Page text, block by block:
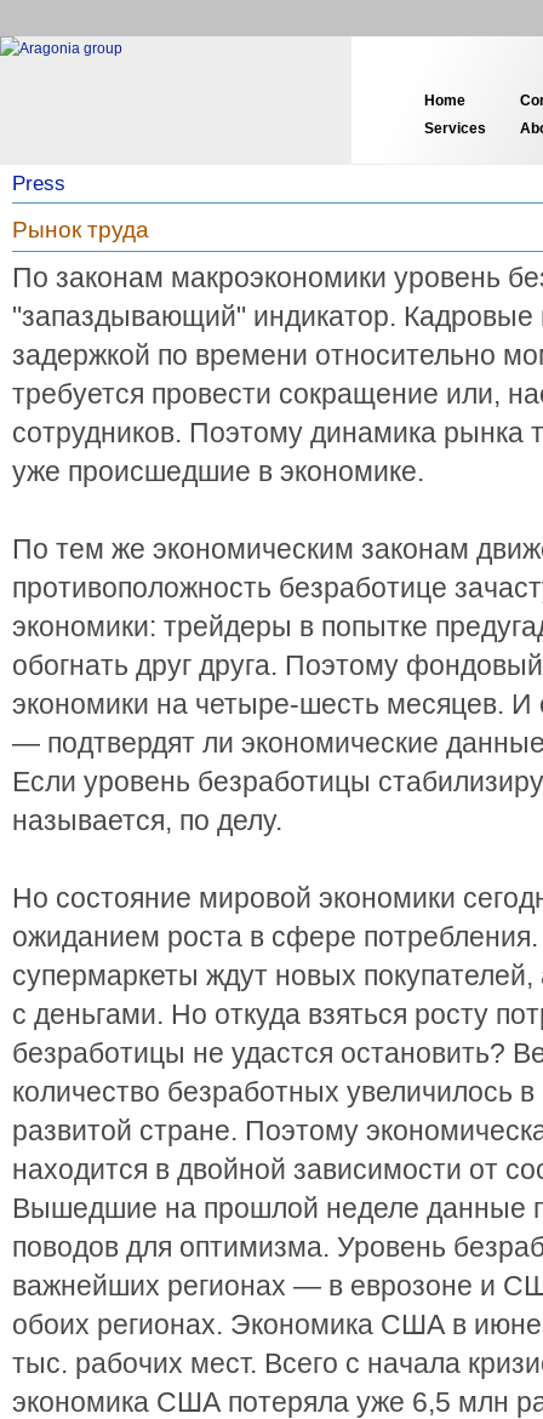
Home
Services
Press
Рынок труда
По законам макроэкономики уровень
"запаздывающий" индикатор. Кадровые
задержкой по времени относительно
требуется провести сокращение или,
сотрудников. Поэтому динамика рынка
уже происшедшие в экономике.
По тем же экономическим законам
противоположность безработице
экономики: трейдеры в попытке
обогнать друг друга. Поэтому
экономики на четыре-шесть месяцев. И
— подтвердят ли экономические
Если уровень безработицы
называется, по делу.
Но состояние мировой экономики
ожиданием роста в сфере
супермаркеты ждут новых
с деньгами. Но откуда взяться росту
безработицы не удастся остановить?
количество безработных увеличилось
развитой стране. Поэтому
находится в двойной зависимости от
Вышедшие на прошлой неделе данные
поводов для оптимизма. Уровень
важнейших регионах — в еврозоне и
обоих регионах. Экономика США в
тыс. рабочих мест. Всего с начала
экономика США потеряла уже 6,5 млн